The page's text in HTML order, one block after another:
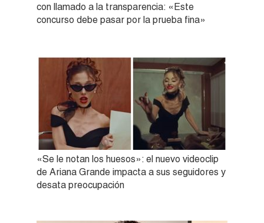
con llamado a la transparencia: «Este
concurso debe pasar por la prueba fina»
«Se le notan los huesos»: el nuevo videoclip
de Ariana Grande impacta a sus seguidores y
desata preocupación